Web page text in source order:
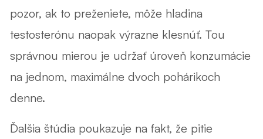
pozor, ak to preženiete, môže hladina
testosterónu naopak výrazne klesnúť. Tou
správnou mierou je udržať úroveň konzumácie
na jednom, maximálne dvoch pohárikoch
denne.
Ďalšia štúdia poukazuje na fakt, že pitie